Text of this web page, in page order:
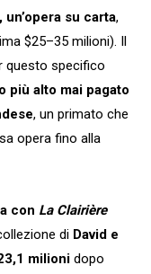
su carta,
$25–35 milioni). Il
questo specifico
più alto mai pagato
, un primato che
opera fino alla
con La Clairière
di David e
milioni dopo